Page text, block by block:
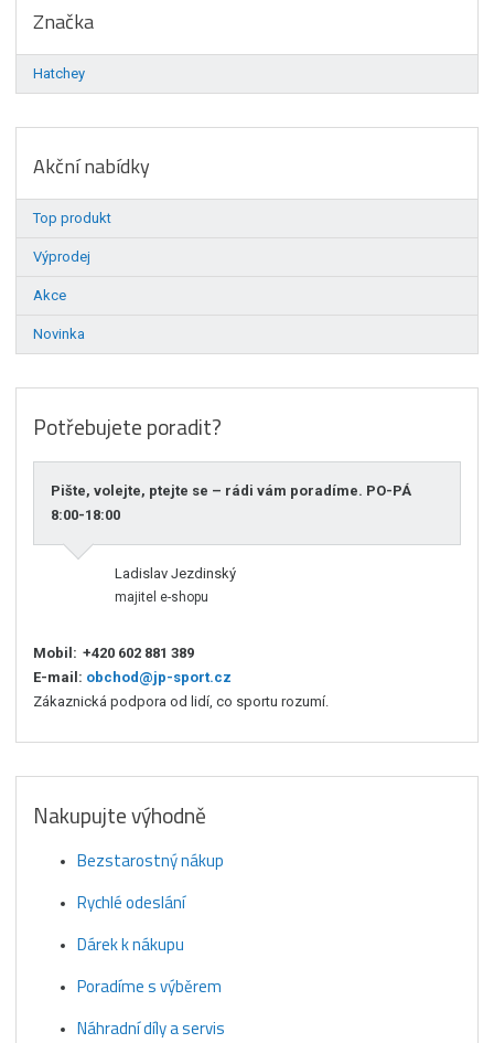
Značka
Hatchey
Akční nabídky
Top produkt
Výprodej
Akce
Novinka
Potřebujete poradit?
Pište, volejte, ptejte se – rádi vám poradíme. PO-PÁ
8:00-18:00
Ladislav Jezdinský
majitel e-shopu
Mobil: +420 602 881 389
E-mail: obchod@jp-sport.cz
Zákaznická podpora od lidí, co sportu rozumí.
Nakupujte výhodně
Bezstarostný nákup
Rychlé odeslání
Dárek k nákupu
Poradíme s výběrem
Náhradní díly a servis